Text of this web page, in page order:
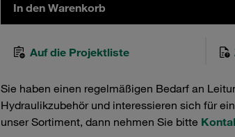
In den Warenkorb
Auf die Projektliste
Sie haben einen regelmäßigen Bedarf an
Hydraulikzubehör und interessieren sich für
unser Sortiment, dann nehmen Sie bitte